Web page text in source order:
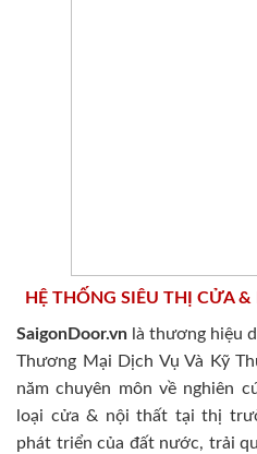
HỆ THỐNG SIÊU THỊ CỬA
SaigonDoor.vn là thương hiệu
Thương Mại Dịch Vụ Và Kỹ
năm chuyên môn về nghiên
loại cửa & nội thất tại thị
phát triển của đất nước, trải